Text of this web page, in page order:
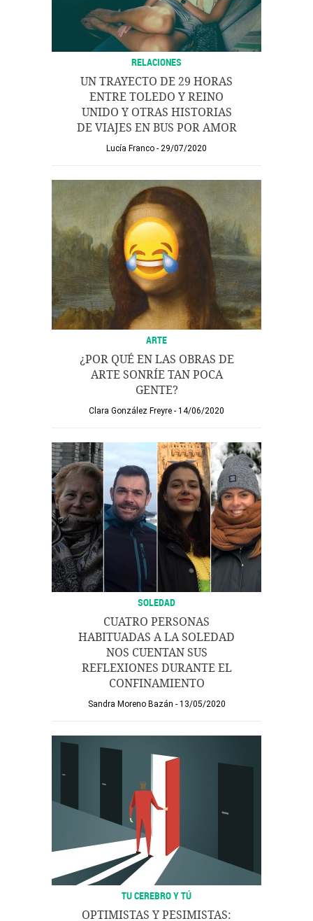
RELACIONES
UN TRAYECTO DE 29 HORAS
ENTRE TOLEDO Y REINO
UNIDO Y OTRAS HISTORIAS
DE VIAJES EN BUS POR AMOR
Lucía Franco 29/07/2020
ARTE
¿POR QUÉ EN LAS OBRAS DE
ARTE SONRÍE TAN POCA
GENTE?
Clara González Freyre 14/06/2020
SOLEDAD
CUATRO PERSONAS
HABITUADAS A LA SOLEDAD
NOS CUENTAN SUS
REFLEXIONES DURANTE EL
CONFINAMIENTO
Sandra Moreno Bazán 13/05/2020
TU CEREBRO Y TÚ
OPTIMISTAS Y PESIMISTAS: